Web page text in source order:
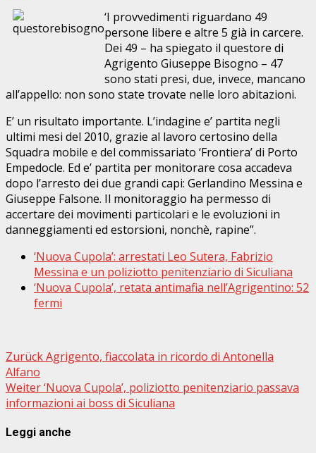
WhatsApp
‘I provvedimenti riguardano 49
persone libere e altre 5 già in carcere.
Dei 49 – ha spiegato il questore di
Agrigento Giuseppe Bisogno – 47
sono stati presi, due, invece, mancano
all’appello: non sono state trovate nelle loro abitazioni.
E’ un risultato importante. L’indagine e’ partita negli
ultimi mesi del 2010, grazie al lavoro certosino della
Squadra mobile e del commissariato ‘Frontiera’ di Porto
Empedocle. Ed e’ partita per monitorare cosa accadeva
dopo l’arresto dei due grandi capi: Gerlandino Messina e
Giuseppe Falsone. Il monitoraggio ha permesso di
accertare dei movimenti particolari e le evoluzioni in
danneggiamenti ed estorsioni, nonchè‚ rapine”.
‘Nuova Cupola’: arrestati Leo Sutera, Fabrizio
Messina e un poliziotto penitenziario di Siculiana
‘Nuova Cupola’, retata antimafia nell’Agrigentino: 52
fermi
Beitragsnavigation
ZurückAgrigento, fiaccolata in ricordo di Antonella
Alfano
Weiter‘Nuova Cupola’, poliziotto penitenziario passava
informazioni ai boss di Siculiana
Leggi anche